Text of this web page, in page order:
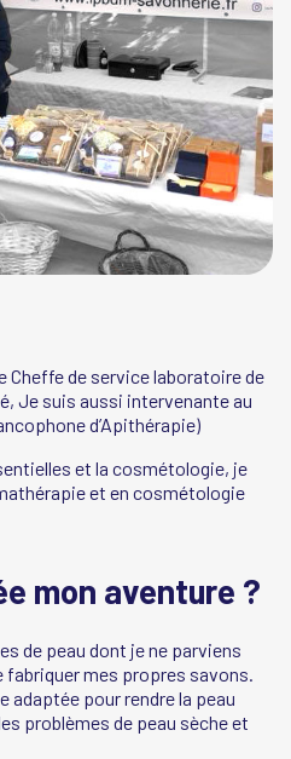
Cheffe de service laboratoire de
Je suis aussi intervenante au
d’Apithérapie)
et la cosmétologie, je
et en cosmétologie
mon aventure ?
de peau dont je ne parviens
fabriquer mes propres savons.
adaptée pour rendre la peau
problèmes de peau sèche et